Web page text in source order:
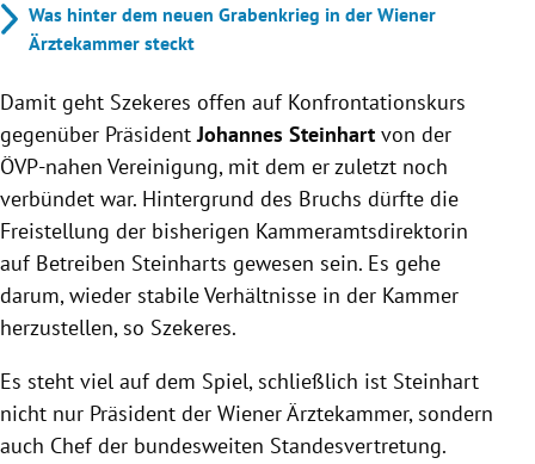
Was hinter dem neuen Grabenkrieg in der Wiener
Ärztekammer steckt
Damit geht Szekeres offen auf Konfrontationskurs
gegenüber PräsidentJohannes Steinhart von der
ÖVP-nahen Vereinigung, mit dem er zuletzt noch
verbündet war. Hintergrund des Bruchs dürfte die
Freistellung der bisherigen Kammeramtsdirektorin
auf Betreiben Steinharts gewesen sein. Es gehe
darum, wieder stabile Verhältnisse in der Kammer
herzustellen, so Szekeres.
Es steht viel auf dem Spiel, schließlich ist Steinhart
nicht nur Präsident der Wiener Ärztekammer, sondern
auch Chef der bundesweiten Standesvertretung.